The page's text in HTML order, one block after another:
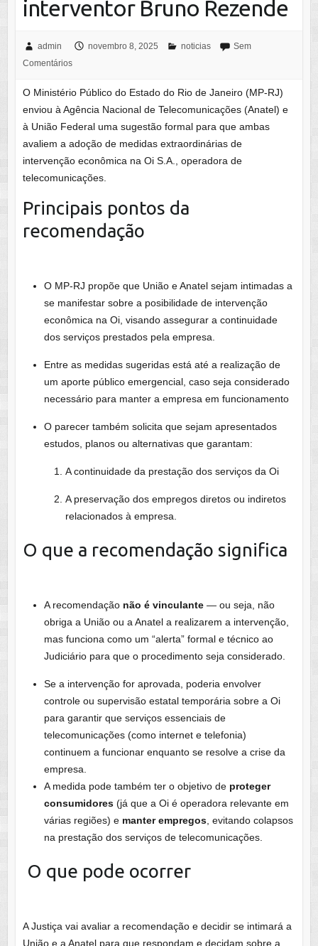
interventor Bruno Rezende
admin novembro 8, 2025 noticias
Sem
Comentários
O Ministério Público do Estado do Rio de Janeiro (MP-RJ)
enviou à Agência Nacional de Telecomunicações (Anatel) e
à União Federal uma sugestão formal para que ambas
avaliem a adoção de medidas extraordinárias de
intervenção econômica na Oi S.A., operadora de
telecomunicações.
Principais pontos da
recomendação
O MP-RJ propõe que União e Anatel sejam intimadas a
se manifestar sobre a posibilidade de intervenção
econômica na Oi, visando assegurar a continuidade
dos serviços prestados pela empresa.
Entre as medidas sugeridas está até a realização de
um aporte público emergencial, caso seja considerado
necessário para manter a empresa em funcionamento
O parecer também solicita que sejam apresentados
estudos, planos ou alternativas que garantam:
A continuidade da prestação dos serviços da Oi
A preservação dos empregos diretos ou indiretos
relacionados à empresa.
O que a recomendação significa
A recomendação não é vinculante— ou seja, não
obriga a União ou a Anatel a realizarem a intervenção,
mas funciona como um “alerta” formal e técnico ao
Judiciário para que o procedimento seja considerado.
Se a intervenção for aprovada, poderia envolver
controle ou supervisão estatal temporária sobre a Oi
para garantir que serviços essenciais de
telecomunicações (como internet e telefonia)
continuem a funcionar enquanto se resolve a crise da
empresa.
A medida pode também ter o objetivo de proteger
consumidores(já que a Oi é operadora relevante em
várias regiões) e manter empregos, evitando colapsos
na prestação dos serviços de telecomunicações.
O que pode ocorrer
A Justiça vai avaliar a recomendação e decidir se intimará a
União e a Anatel para que respondam e decidam sobre a